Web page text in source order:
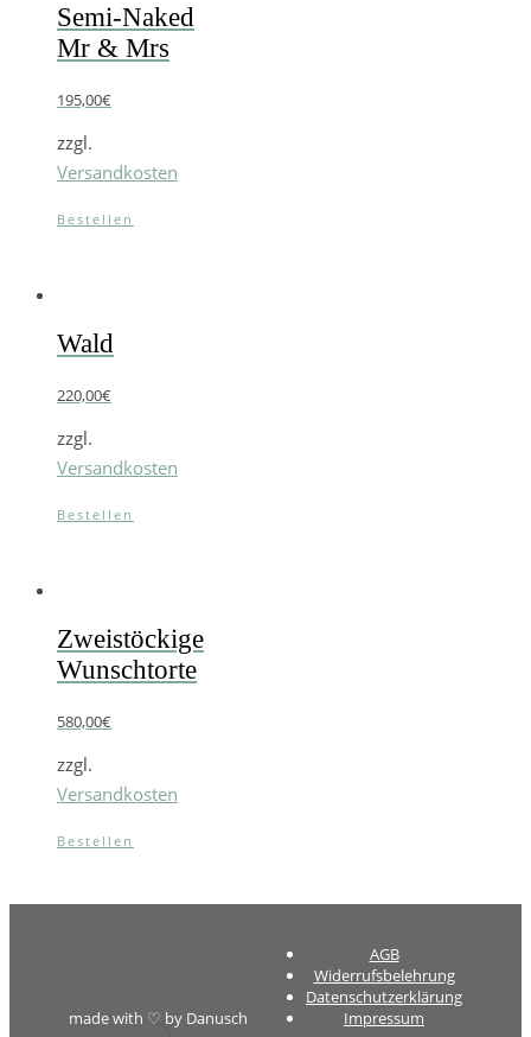
Semi-Naked
Mr & Mrs
195,00€
zzgl.
Versandkosten
Bestellen
Wald
220,00€
zzgl.
Versandkosten
Bestellen
Zweistöckige
Wunschtorte
580,00€
zzgl.
Versandkosten
Bestellen
made with ♡ by Danusch
AGB
Widerrufsbelehrung
Datenschutzerklärung
Impressum